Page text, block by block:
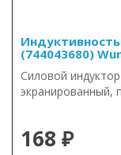
Индуктивность
(744043680)
Силовой
экранированный,
168 ₽